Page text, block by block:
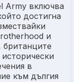
Army включва
достигна
и
британците
в
към дългия